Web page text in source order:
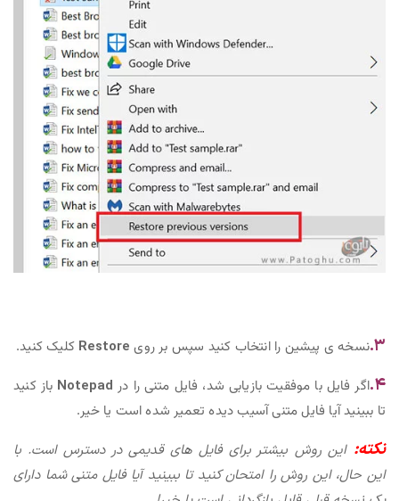
۳‌. نسخه ی پیشین را انتخاب کنید سپس بر روی Restore کلیک کنید.
۴. اگر فایل با موفقیت بازیابی شد، فایل متنی را در Notepad باز کنید
تا ببینید آیا فایل متنی آسیب دیده تعمیر شده است یا خیر.
نکته: این روش بیشتر برای فایل های قدیمی در دسترس است. با
این حال، این روش را امتحان کنید تا ببینید آیا فایل متنی شما دارای